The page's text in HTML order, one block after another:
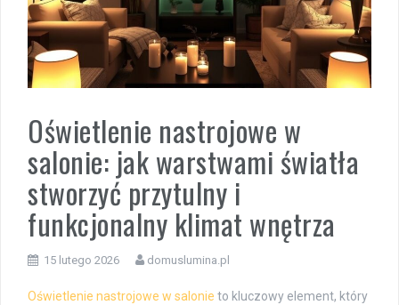
Oświetlenie nastrojowe w
salonie: jak warstwami światła
stworzyć przytulny i
funkcjonalny klimat wnętrza
15 lutego 2026 domuslumina.pl
Oświetlenie nastrojowe w salonie to kluczowy element, który